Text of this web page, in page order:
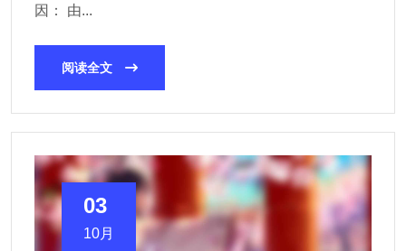
因： 由...
阅读全文
03
10月